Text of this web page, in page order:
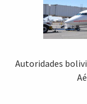
Autoridades